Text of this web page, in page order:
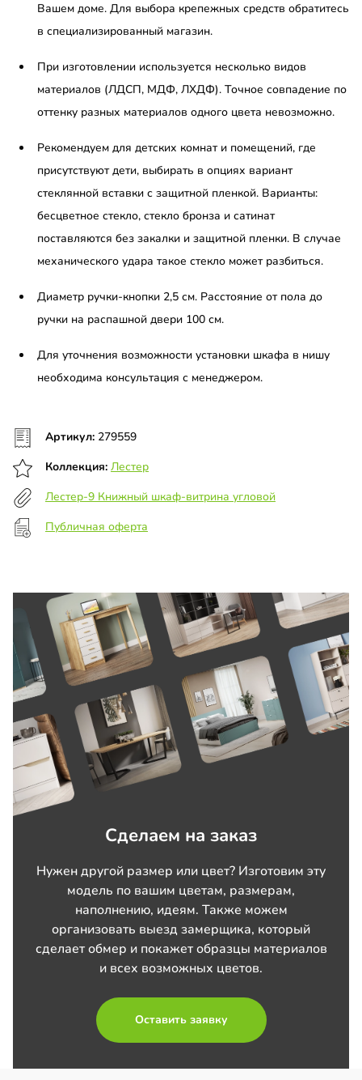
Вашем доме. Для выбора крепежных средств обратитесь
в специализированный магазин.
При изготовлении используется несколько видов
материалов (ЛДСП, МДФ, ЛХДФ). Точное совпадение по
оттенку разных материалов одного цвета невозможно.
Рекомендуем для детских комнат и помещений, где
присутствуют дети, выбирать в опциях вариант
стеклянной вставки с защитной пленкой. Варианты:
бесцветное стекло, стекло бронза и сатинат
поставляются без закалки и защитной пленки. В случае
механического удара такое стекло может разбиться.
Диаметр ручки-кнопки 2,5 см. Расстояние от пола до
ручки на распашной двери 100 см.
Для уточнения возможности установки шкафа в нишу
необходима консультация с менеджером.
Артикул: 279559
Коллекция: Лестер
Лестер-9 Книжный шкаф-витрина угловой
Публичная оферта
Сделаем на заказ
Нужен другой размер или цвет? Изготовим эту
модель по вашим цветам, размерам,
наполнению, идеям. Также можем
организовать выезд замерщика, который
сделает обмер и покажет образцы материалов
и всех возможных цветов.
Оставить заявку